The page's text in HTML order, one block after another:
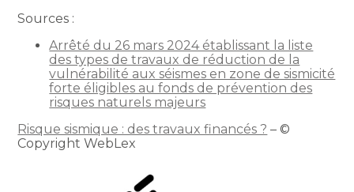
Sources :
Arrêté du 26 mars 2024 établissant la liste
des types de travaux de réduction de la
vulnérabilité aux séismes en zone de sismicité
forte éligibles au fonds de prévention des
risques naturels majeurs
Risque sismique : des travaux financés ? – ©
Copyright WebLex